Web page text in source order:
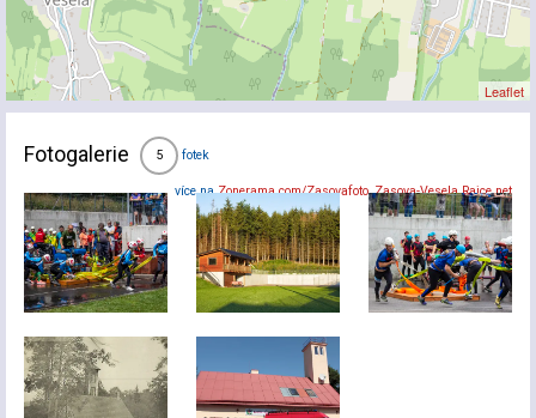
Leaflet
Fotogalerie 5 fotek
více naZonerama.com/Zasovafoto,Zasova-Vesela.Rajce.net